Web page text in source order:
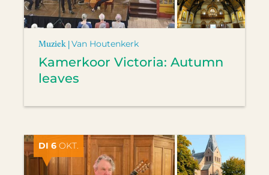
Muziek |Van Houtenkerk
Kamerkoor Victoria: Autumn
leaves
DI 6 OKT.